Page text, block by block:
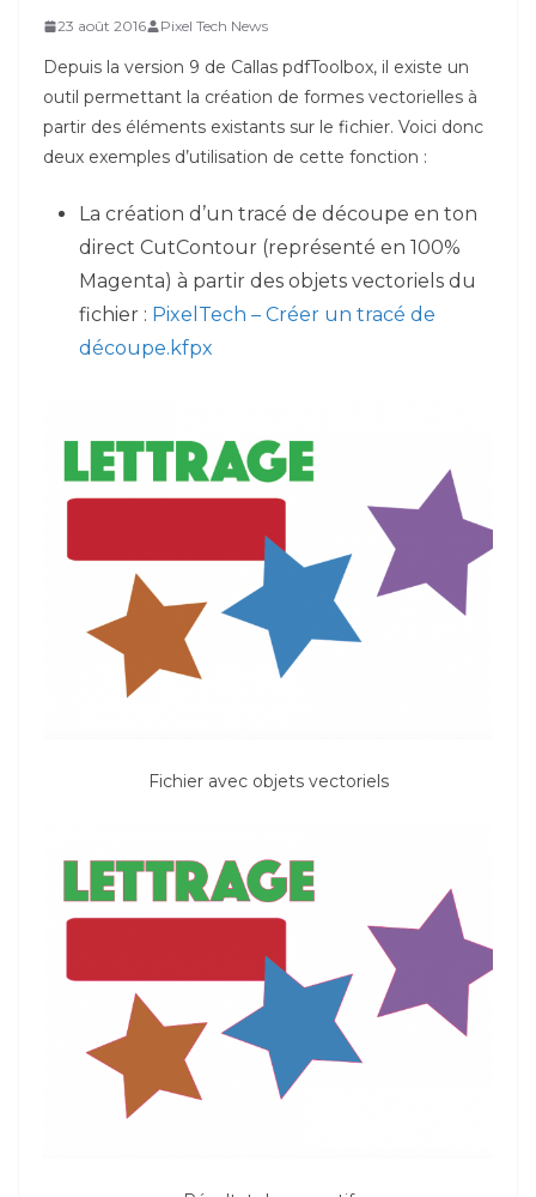
23 août 2016 Pixel Tech News
Depuis la version 9 de Callas pdfToolbox, il existe un
outil permettant la création de formes vectorielles à
partir des éléments existants sur le fichier. Voici donc
deux exemples d’utilisation de cette fonction :
La création d’un tracé de découpe en ton
direct CutContour (représenté en 100%
Magenta) à partir des objets vectoriels du
fichier : PixelTech – Créer un tracé de
découpe.kfpx
Fichier avec objets vectoriels